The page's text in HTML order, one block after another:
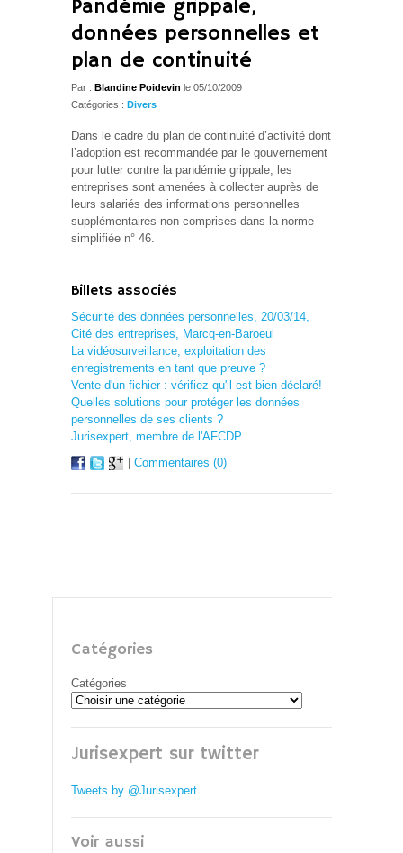
Pandémie grippale,
données personnelles et
plan de continuité
Par : Blandine Poidevin le 05/10/2009
Catégories : Divers
Dans le cadre du plan de continuité d’activité dont
l’adoption est recommandée par le gouvernement
pour lutter contre la pandémie grippale, les
entreprises sont amenées à collecter auprès de
leurs salariés des informations personnelles
supplémentaires non comprises dans la norme
simplifiée n° 46.
Billets associés
Sécurité des données personnelles, 20/03/14,
Cité des entreprises, Marcq-en-Baroeul
La vidéosurveillance, exploitation des
enregistrements en tant que preuve ?
Vente d'un fichier : vérifiez qu'il est bien déclaré!
Quelles solutions pour protéger les données
personnelles de ses clients ?
Jurisexpert, membre de l'AFCDP
Commentaires (0)
Catégories
Catégories
Jurisexpert sur twitter
Tweets by @Jurisexpert
Voir aussi